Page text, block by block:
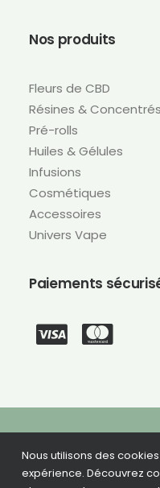
Nos produits
Fleurs de CBD
Résines & Concentrés
Pré-rolls
Huiles & Gélules
Infusions
Cosmétiques
Accessoires
Univers Vape
Paiements
2026 CBD Green –
Nous utilisons des
expérience. Découvrez